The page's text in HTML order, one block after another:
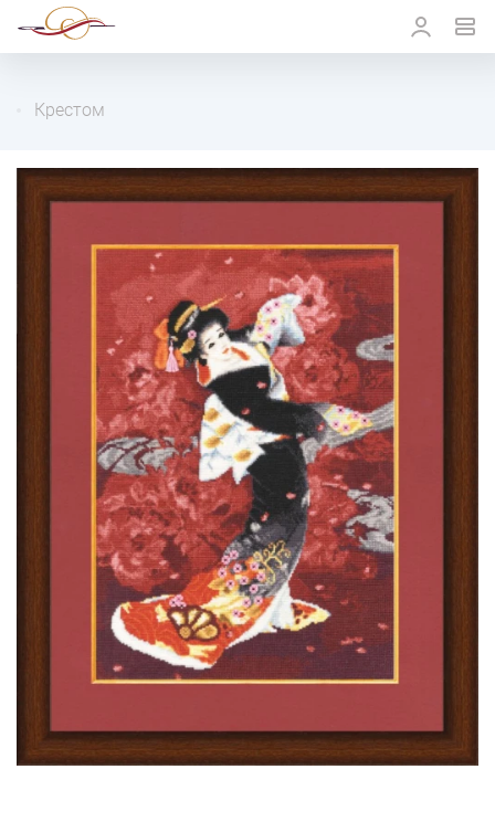
Крестом
1/8
Изображения и цвет представленного товара могут незначительно
отличаться от оригинала продукции, взависимости от разрешения и
настроек вашего монитора, а также условий освещения при съемке
Вышивка КВ-008 Танец огня